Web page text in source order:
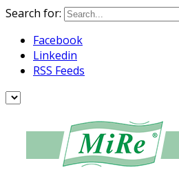
Search for:
Facebook
Linkedin
RSS Feeds